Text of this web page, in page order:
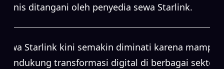
teknis ditangani oleh penyedia sewa Starlink.
Sewa Starlink kini semakin diminati karena mampu
mendukung transformasi digital di berbagai sektor.